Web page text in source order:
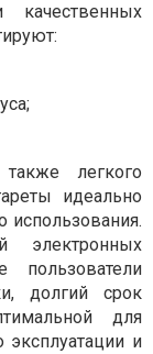
легкого
идеально
использования.
электронных
пользователи
долгий срок
для
эксплуатации и